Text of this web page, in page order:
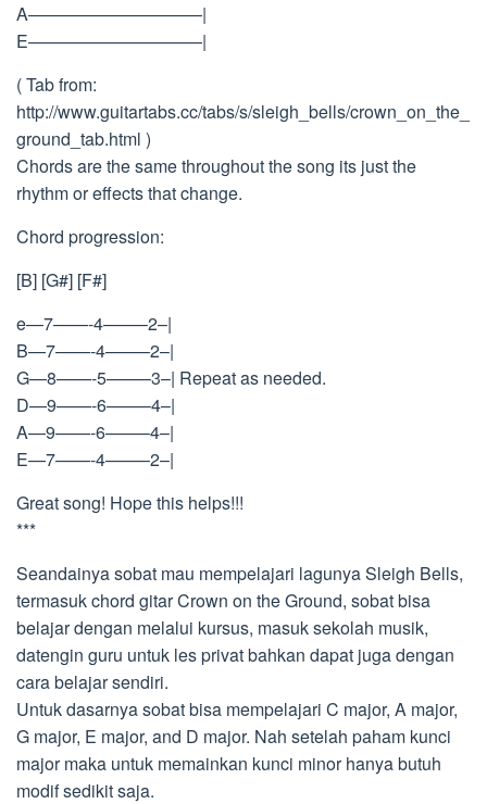
A——————————|
E——————————|
( Tab from:
http://www.guitartabs.cc/tabs/s/sleigh_bells/crown_on_the_
ground_tab.html )
Chords are the same throughout the song its just the
rhythm or effects that change.
Chord progression:
[B] [G#] [F#]
e—7——-4——–2–|
B—7——-4——–2–|
G—8——-5——–3–| Repeat as needed.
D—9——-6——–4–|
A—9——-6——–4–|
E—7——-4——–2–|
Great song! Hope this helps!!!
***
Seandainya sobat mau mempelajari lagunya Sleigh Bells,
termasuk chord gitar Crown on the Ground, sobat bisa
belajar dengan melalui kursus, masuk sekolah musik,
datengin guru untuk les privat bahkan dapat juga dengan
cara belajar sendiri.
Untuk dasarnya sobat bisa mempelajari C major, A major,
G major, E major, and D major. Nah setelah paham kunci
major maka untuk memainkan kunci minor hanya butuh
modif sedikit saja.